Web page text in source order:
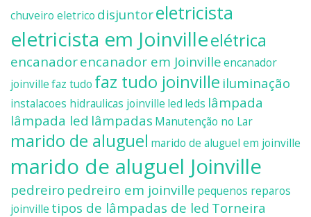
chuveiro eletrico disjuntoreletricista
eletricista em Joinvilleelétrica
encanadorencanador em Joinvilleencanador
joinvillefaz tudo faz tudo joinville iluminação
instalacoes hidraulicas joinville led leds lâmpada
lâmpada led lâmpadas Manutenção no Lar
marido de aluguel marido de aluguel em joinville
marido de aluguel Joinville
pedreiro pedreiro em joinville pequenos reparos
joinville tipos de lâmpadas de led Torneira